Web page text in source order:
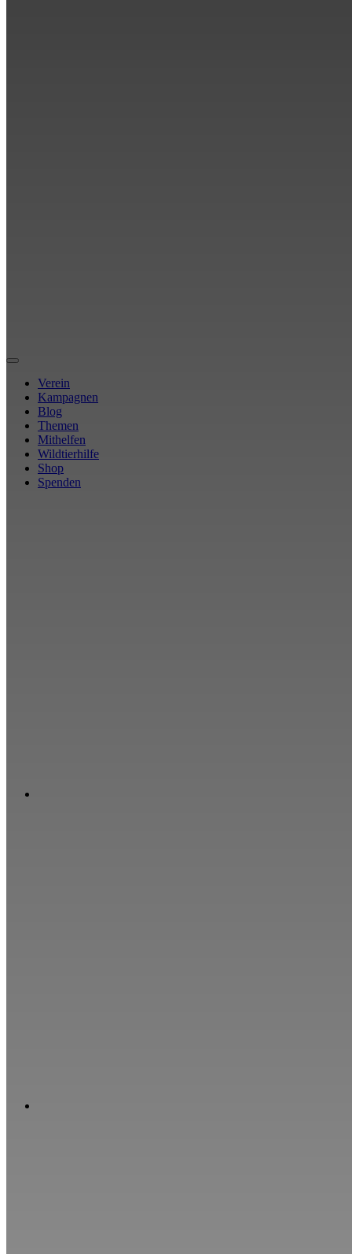
Verein
Kampagnen
Blog
Themen
Mithelfen
Wildtierhilfe
Shop
Spenden